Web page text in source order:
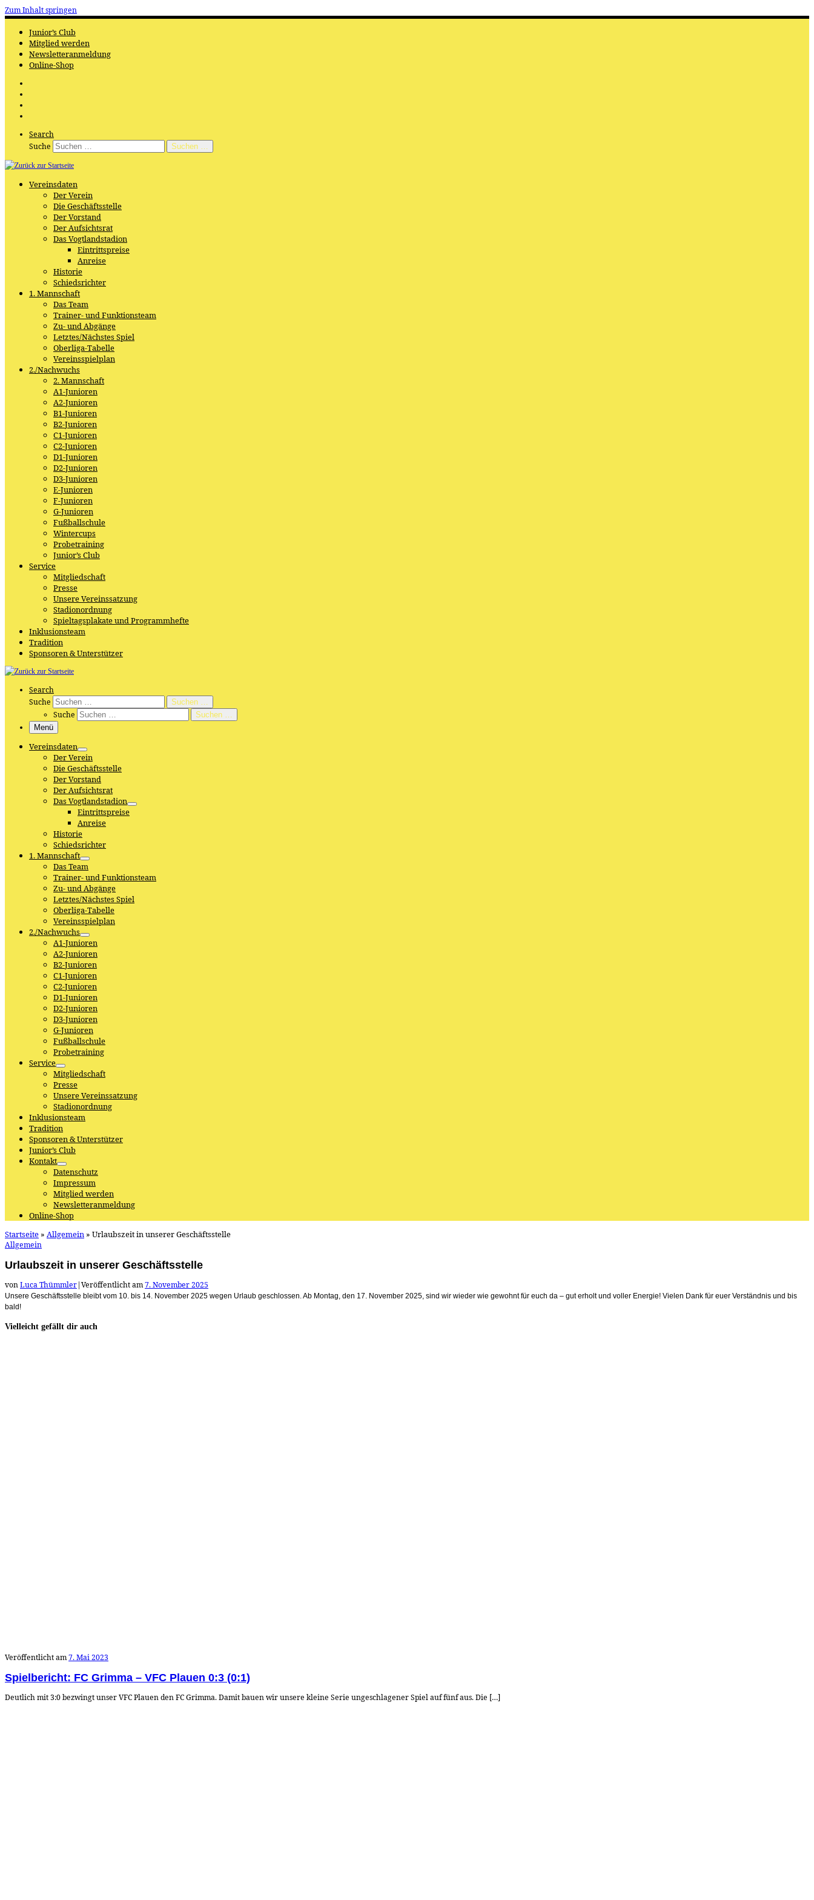
Zum Inhalt springen
Junior’s Club
Mitglied werden
Newsletteranmeldung
Online-Shop
Search
Suche
Suchen …
Vereinsdaten
Der Verein
Die Geschäftsstelle
Der Vorstand
Der Aufsichtsrat
Das Vogtlandstadion
Eintrittspreise
Anreise
Historie
Schiedsrichter
1. Mannschaft
Das Team
Trainer- und Funktionsteam
Zu- und Abgänge
Letztes/Nächstes Spiel
Oberliga-Tabelle
Vereinsspielplan
2./Nachwuchs
2. Mannschaft
A1-Junioren
A2-Junioren
B1-Junioren
B2-Junioren
C1-Junioren
C2-Junioren
D1-Junioren
D2-Junioren
D3-Junioren
E-Junioren
F-Junioren
G-Junioren
Fußballschule
Wintercups
Probetraining
Junior’s Club
Service
Mitgliedschaft
Presse
Unsere Vereinssatzung
Stadionordnung
Spieltagsplakate und Programmhefte
Inklusionsteam
Tradition
Sponsoren & Unterstützer
Search
Suche
Suchen …
Suche
Suchen …
Menü
Vereinsdaten
Der Verein
Die Geschäftsstelle
Der Vorstand
Der Aufsichtsrat
Das Vogtlandstadion
Eintrittspreise
Anreise
Historie
Schiedsrichter
1. Mannschaft
Das Team
Trainer- und Funktionsteam
Zu- und Abgänge
Letztes/Nächstes Spiel
Oberliga-Tabelle
Vereinsspielplan
2./Nachwuchs
A1-Junioren
A2-Junioren
B2-Junioren
C1-Junioren
C2-Junioren
D1-Junioren
D2-Junioren
D3-Junioren
G-Junioren
Fußballschule
Probetraining
Service
Mitgliedschaft
Presse
Unsere Vereinssatzung
Stadionordnung
Inklusionsteam
Tradition
Sponsoren & Unterstützer
Junior’s Club
Kontakt
Datenschutz
Impressum
Mitglied werden
Newsletteranmeldung
Online-Shop
Startseite » Allgemein » Urlaubszeit in unserer Geschäftsstelle
Allgemein
Urlaubszeit in unserer Geschäftsstelle
vonLuca Thümmler|Veröffentlicht am7. November 2025
Unsere Geschäftsstelle bleibt vom 10. bis 14. November 2025 wegen Urlaub geschlossen. Ab Montag, den 17. November 2025, sind wir wieder wie gewohnt für euch da – gut erholt und voller Energie! Vielen Dank für euer Verständnis und bis
bald!
Vielleicht gefällt dir auch
Veröffentlicht am7. Mai 2023
Spielbericht: FC Grimma – VFC Plauen 0:3 (0:1)
Deutlich mit 3:0 bezwingt unser VFC Plauen den FC Grimma. Damit bauen wir unsere kleine Serie ungeschlagener Spiel auf fünf aus. Die […]